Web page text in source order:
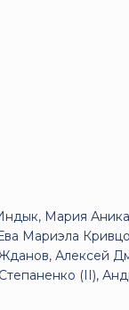
Мария
Мариэла
Алексей
(II),